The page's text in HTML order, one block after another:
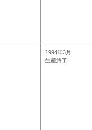
1994年3月
生産終了